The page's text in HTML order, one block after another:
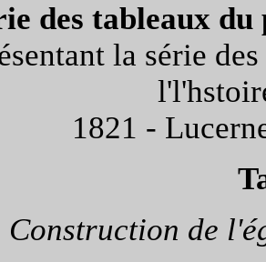
des tableaux
la série
1821 -
Construction de